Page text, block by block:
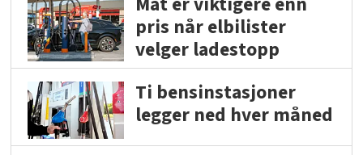
pris når elbilister
velger ladestopp
Ti bensinstasjoner
legger ned hver måned